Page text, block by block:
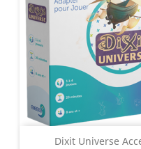
Dixit Universe